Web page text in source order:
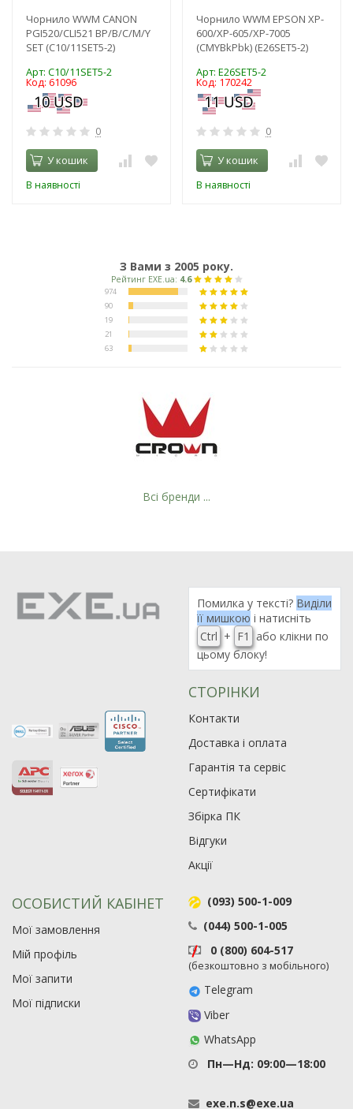
Чорнило WWM CANON
PGI520/CLI521 BP/B/C/M/Y
SET (C10/11SET5-2)
Арт: C10/11SET5-2
Код: 61096
0
У кошик
В наявності
Чорнило WWM EPSON XP-
600/XP-605/XP-7005
(CMYBkPbk) (E26SET5-2)
Арт: E26SET5-2
Код: 170242
0
У кошик
В наявності
З Вами з 2005 року.
974
Всі бренди ...
Помилка у тексті? Виділи
її мишкою і натисніть
Ctrl + F1
або клікни по
цьому блоку!
СТОРІНКИ
Контакти
Доставка і оплата
Гарантія та сервіс
Сертифікати
Збірка ПК
Відгуки
Акції
ОСОБИСТИЙ КАБІНЕТ
Мої замовлення
Мій профіль
Мої запити
Мої підписки
(093) 500-1-009
(044) 500-1-005
0 (800) 604-517
(безкоштовно з мобільного)
Telegram
Viber
WhatsApp
Пн—Нд: 09:00—18:00
exe.n.s@exe.ua